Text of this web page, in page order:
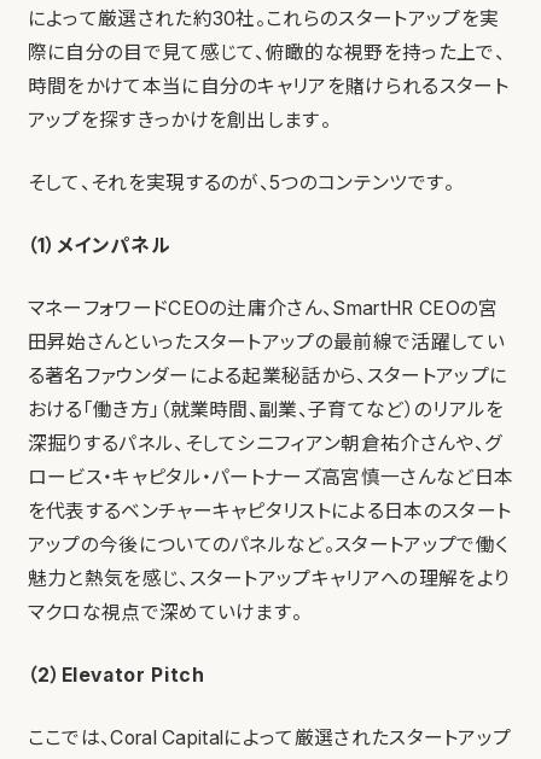
によって厳選された約30社。これらのスタートアップを実
際に自分の目で見て感じて、俯瞰的な視野を持った上で、
時間をかけて本当に自分のキャリアを賭けられるスタート
アップを探すきっかけを創出します。
そして、それを実現するのが、5つのコンテンツです。
（1）メインパネル
マネーフォワードCEOの辻庸介さん、SmartHR CEOの宮
田昇始さんといったスタートアップの最前線で活躍してい
る著名ファウンダーによる起業秘話から、スタートアップに
おける「働き方」（就業時間、副業、子育てなど）のリアルを
深掘りするパネル、そしてシニフィアン朝倉祐介さんや、グ
ロービス・キャピタル・パートナーズ高宮慎一さんなど日本
を代表するベンチャーキャピタリストによる日本のスタート
アップの今後についてのパネルなど。スタートアップで働く
魅力と熱気を感じ、スタートアップキャリアへの理解をより
マクロな視点で深めていけます。
（2）Elevator Pitch
ここでは、Coral Capitalによって厳選されたスタートアップ